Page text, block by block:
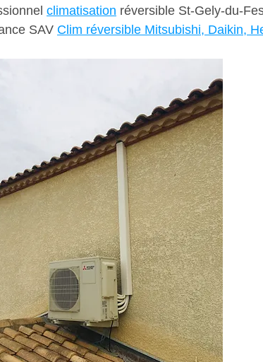
climatisation réversible St-Gely-du-
SAV Clim réversible Mitsubishi, Daikin,